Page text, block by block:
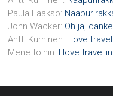
Paula Laakso:
John Wacker: Oh ja,
Antti Kurhinen: I love
Mene töihin: I love